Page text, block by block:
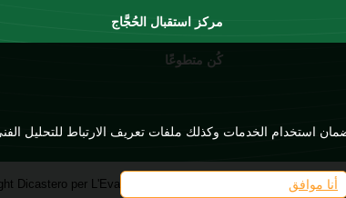
مركز استقبال الحُجَّاج
كُن متطوعًا
أنا موافق